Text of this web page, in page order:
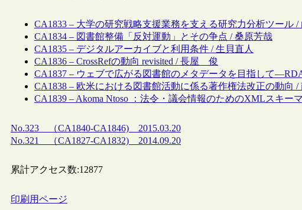
CA1833 – 大学の研究戦略支援業務を支える研究力分析ツール /
CA1834 – 図書館整備「反対運動」とその争点 / 桑原芳哉
CA1835 – デジタルアーカイブと利用条件 / 生貝直人
CA1836 – CrossRefの動向 revisited / 長屋 俊
CA1837 – ウェブで広がる図書館のメタデータを目指して
CA1838 – 欧米における図書館活動に係る著作権法改正の動向
CA1839 – Akoma Ntoso ：法令・議会情報のためのXMLスキー
No.323 （CA1840-CA1846) 2015.03.20
No.321 （CA1827-CA1832) 2014.09.20
累計アクセス数:12877
印刷用ページ